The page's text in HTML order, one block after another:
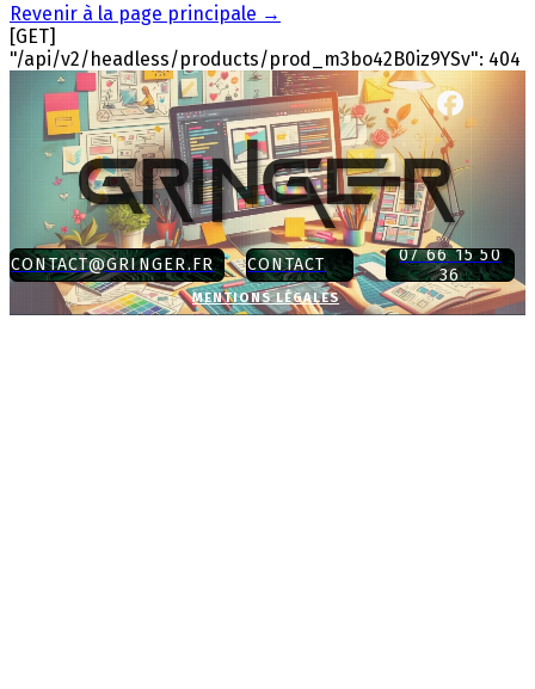
Revenir à la page principale →
[GET]
"/api/v2/headless/products/prod_m3bo42B0iz9YSv": 404
CONTACT@GRINGER.FR CONTACT
07 66 15 50
36
MENTIONS LÉGALES